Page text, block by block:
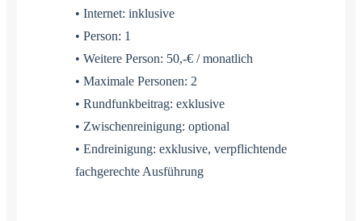
• Internet: inklusive
• Person: 1
• Weitere Person: 50,-€ / monatlich
• Maximale Personen: 2
• Rundfunkbeitrag: exklusive
• Zwischenreinigung: optional
• Endreinigung: exklusive, verpflichtende
fachgerechte Ausführung